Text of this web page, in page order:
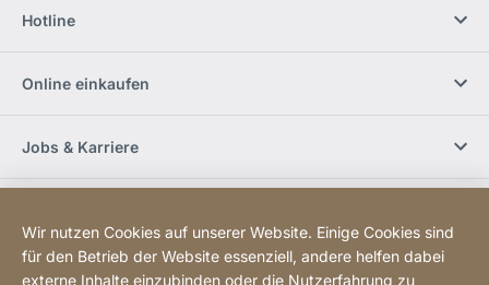
Hotline
Online einkaufen
Jobs & Karriere
Social Media
Wir nutzen Cookies auf unserer Website. Einige Cookies sind
für den Betrieb der Website essenziell, andere helfen dabei
externe Inhalte einzubinden oder die Nutzerfahrung zu